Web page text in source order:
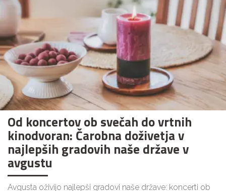
Od koncertov ob svečah do vrtnih
kinodvoran: Čarobna doživetja v
najlepših gradovih naše države v
avgustu
Avgusta oživijo najlepši gradovi naše države: koncerti ob